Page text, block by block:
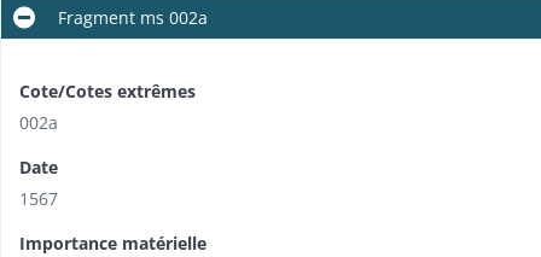
Fragment ms 002a
Cote/Cotes extrêmes
002a
Date
1567
Importance matérielle